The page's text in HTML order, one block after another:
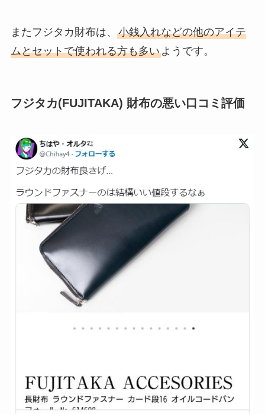
またフジタカ財布は、 小銭入れなどの他のアイテ
ムとセットで使われる方も多いようです。
フジタカ(FUJITAKA) 財布の悪い口コミ評価